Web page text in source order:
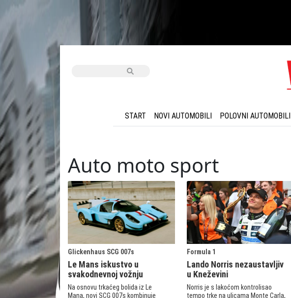
START NOVI AUTOMOBILI POLOVNI AUTOMOBILI
Auto moto sport
Glickenhaus SCG 007s
Le Mans iskustvo u
svakodnevnoj vožnju
Na osnovu trkaćeg bolida iz Le
Mana, novi SCG 007s kombinuje
Formula 1
Lando Norris nezaustavljiv
u Kneževini
Norris je s lakoćom kontrolisao
tempo trke na ulicama Monte Carla,